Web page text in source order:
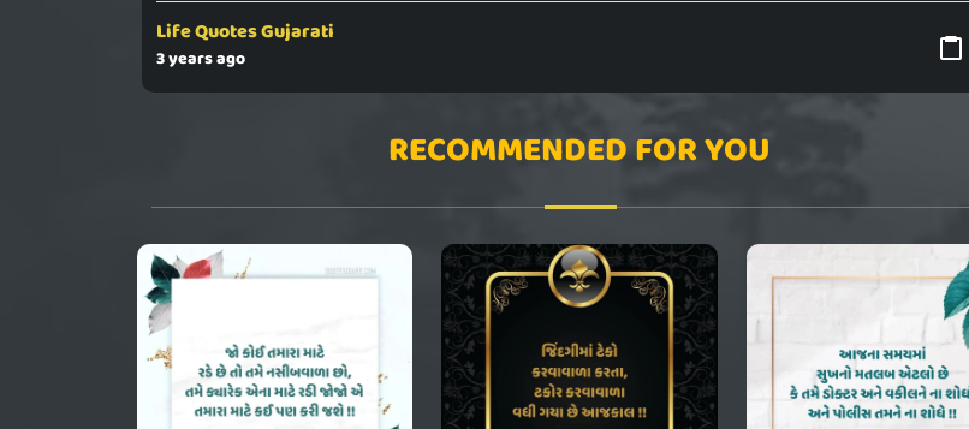
Life Quotes Gujarati
3 years ago
RECOMMENDED FOR YOU